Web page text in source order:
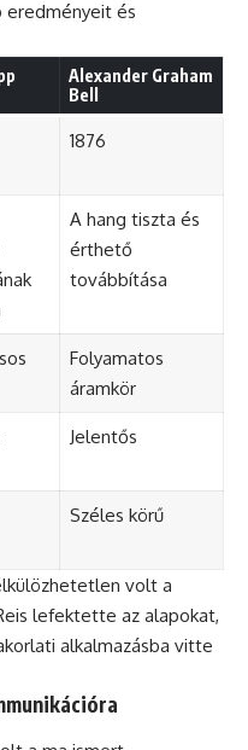
és
Alexander Graham
Bell
1876
A hang tiszta és
érthető
továbbítása
Folyamatos
áramkör
Jelentős
Széles körű
volt a
lefektette az alapokat,
alkalmazásba vitte